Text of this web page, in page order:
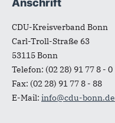
Fußbereich
Anschrift
CDU-Kreisverband Bonn
Carl-Troll-Straße 63
53115Bonn
Telefon: (02 28) 91 77 8 - 0
Fax: (02 28) 91 77 8 - 88
E-Mail: info@cdu-bonn.de